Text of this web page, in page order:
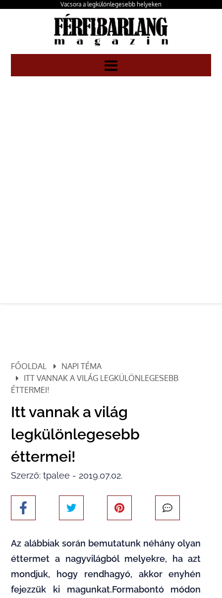
Vacsora a legkülönlegesebb helyeken
FŐOLDAL
NAPI TÉMA
ITT VANNAK A VILÁG LEGKÜLÖNLEGESEBB
ÉTTERMEI!
Itt vannak a világ
legkülönlegesebb
éttermei!
Szerző: tpalee - 2019.07.02.
Az alábbiak során bemutatunk néhány olyan
éttermet a nagyvilágból melyekre, ha azt
mondjuk, hogy rendhagyó, akkor enyhén
fejezzük ki magunkat.Formabontó módon